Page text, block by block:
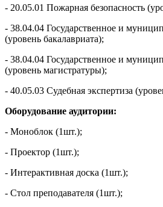
- 20.05.01 Пожарная безопасность
- 38.04.04 Государственное и
(уровень бакалавриата);
- 38.04.04 Государственное и
(уровень магистратуры);
- 40.05.03 Судебная экспертиза
Оборудование аудитории:
- Моноблок (1шт.);
- Проектор (1шт.);
- Интерактивная доска (1шт.);
- Стол преподавателя (1шт.);